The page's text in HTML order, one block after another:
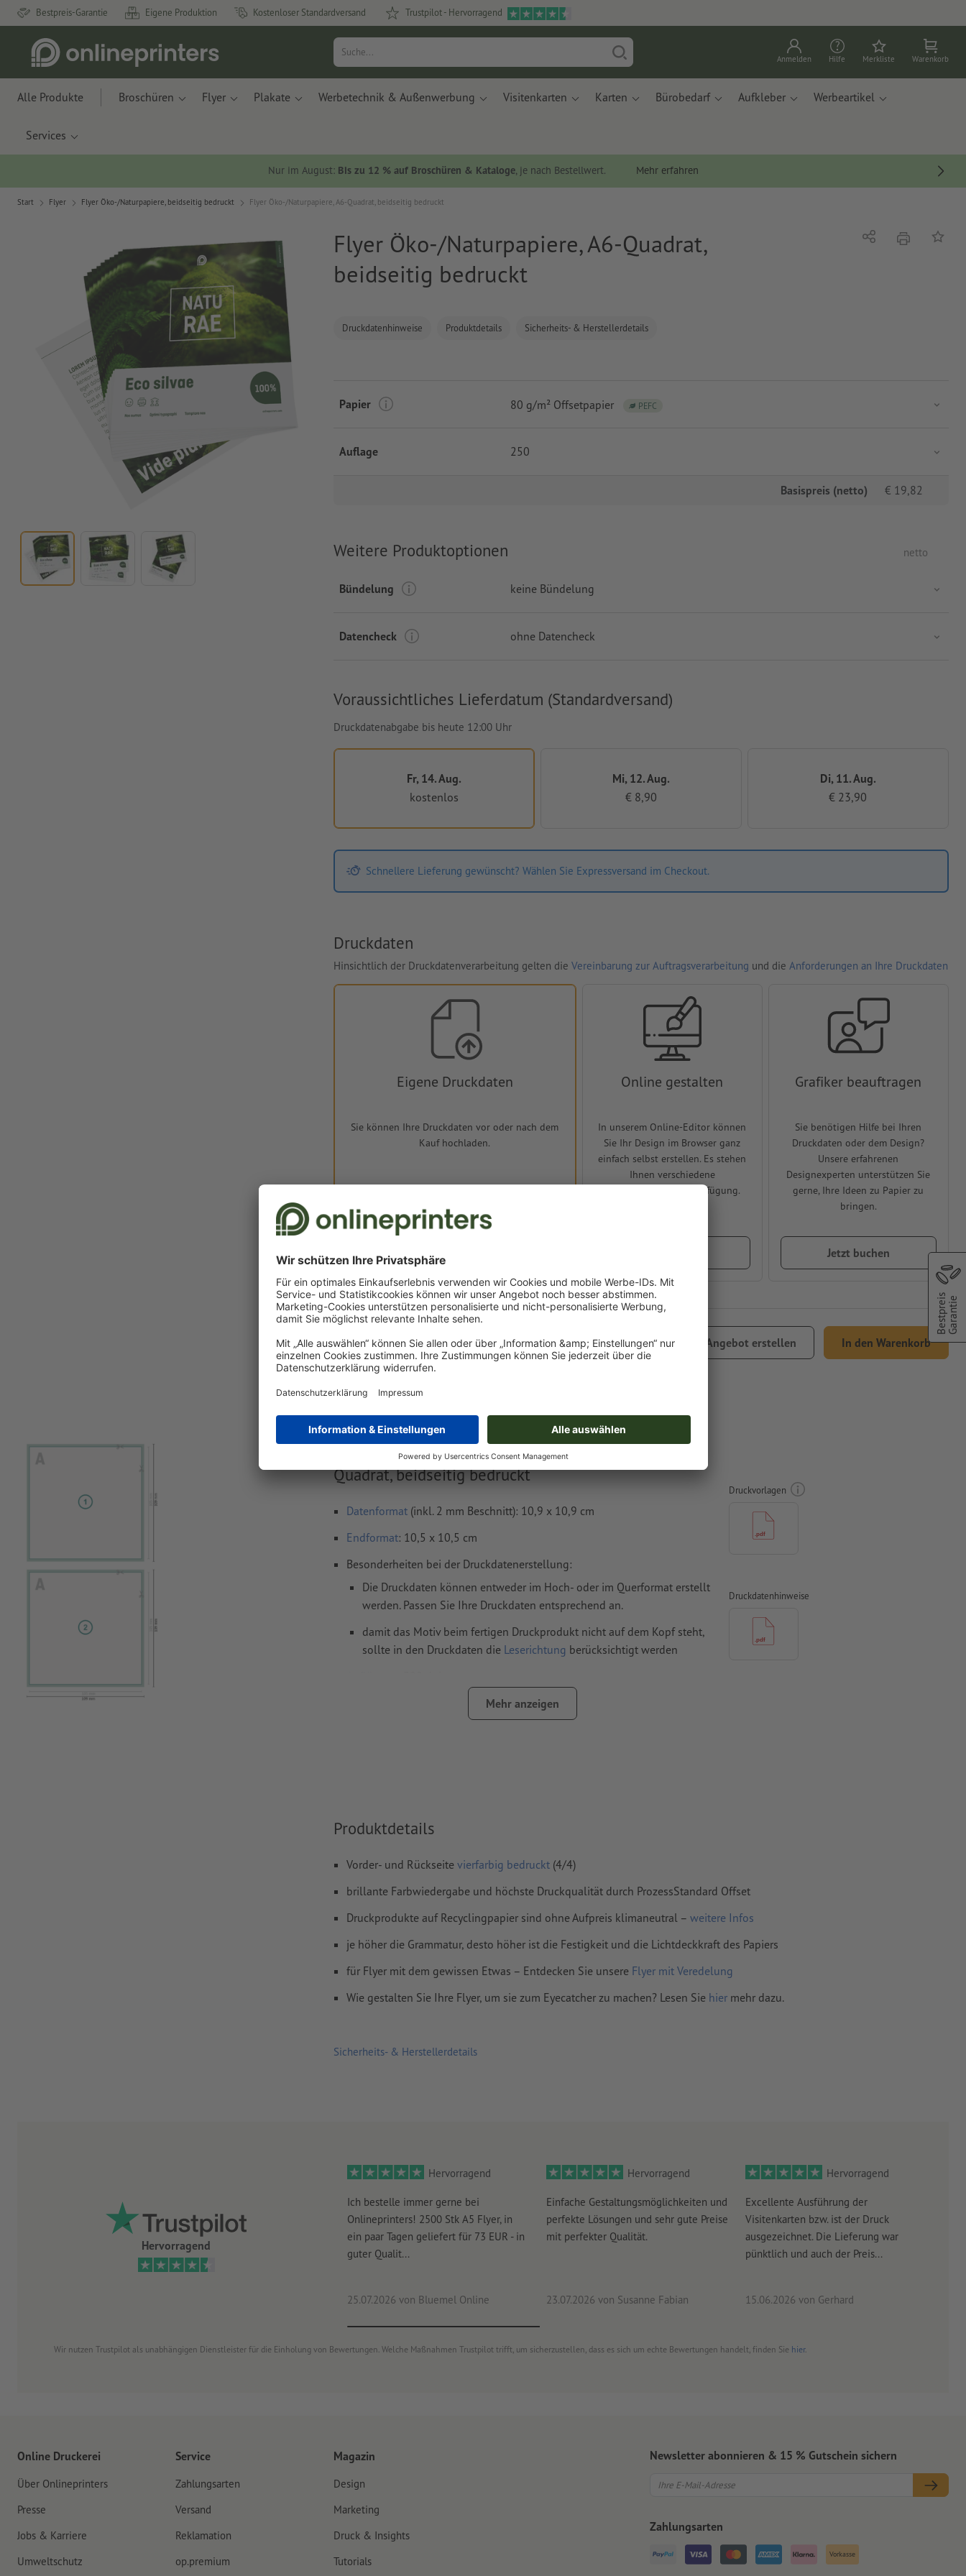
Bestpreis-Garantie Eigene Produktion Kostenloser Standardversand Trustpilot - Hervorragend
Anmelden Hilfe Merkliste Warenkorb
Alle Produkte Broschüren Flyer Plakate Werbetechnik & Außenwerbung Visitenkarten Karten Bürobedarf Aufkleber Werbeartikel
Services
Nur im August: Bis zu 12 % auf Broschüren & Kataloge, je nach Bestellwert. Mehr erfahren
Start Flyer Flyer Öko-/Naturpapiere, beidseitig bedruckt Flyer Öko-/Naturpapiere, A6-Quadrat, beidseitig bedruckt
Flyer Öko-/Naturpapiere, A6-Quadrat,
beidseitig bedruckt
Druckdatenhinweise Produktdetails Sicherheits- & Herstellerdetails
Teilen DruckenAuf
Papier 80 g/m² Offsetpapier PEFC
Auflage 250
Basispreis (netto) € 19,82
Weitere Produktoptionen netto
Bündelung keine Bündelung
Datencheck ohne Datencheck
Voraussichtliches Lieferdatum (Standardversand)
Druckdatenabgabe bis heute 12:00 Uhr
Fr, 14. Aug.
kostenlos
Mi, 12. Aug.
€ 8,90
Di, 11. Aug.
€ 23,90
Schnellere Lieferung gewünscht? Wählen Sie Expressversand im Checkout.
Druckdaten
Hinsichtlich der Druckdatenverarbeitung gelten die Vereinbarung zur Auftragsverarbeitung und die Anforderungen an Ihre Druckdaten
Eigene Druckdaten
Sie können Ihre Druckdaten vor oder nach dem
Kauf hochladen.
Jetzt hochladen
Online gestalten
In unserem Online-Editor können
Sie Ihr Design im Browser ganz
einfach selbst erstellen. Es stehen
Ihnen verschiedene
Layoutvorlagen zur Verfügung.
Grafiker beauftragen
Sie benötigen Hilfe bei Ihren
Druckdaten oder dem Design?
Unsere erfahrenen
Designexperten unterstützen Sie
gerne, Ihre Ideen zu Papier zu
bringen.
Jetzt buchen
netto
€ 19,82
inkl. 20% MwSt.
€ 23,78 Angebot erstellen In den Warenkorb
Fr, 14. Aug.
Gewicht: ca.220 g
Druckdatenhinweise Flyer Öko-/Naturpapiere, A6-
Quadrat, beidseitig bedruckt
Datenformat (inkl. 2 mm Beschnitt): 10,9 x 10,9 cm
Endformat: 10,5 x 10,5 cm
Besonderheiten bei der Druckdatenerstellung:
Die Druckdaten können entweder im Hoch- oder im Querformat erstellt
werden. Passen Sie Ihre Druckdaten entsprechend an.
damit das Motiv beim fertigen Druckprodukt nicht auf dem Kopf steht,
sollte in den Druckdaten die Leserichtung berücksichtigt werden
anlegen, wichtige Informationen mit mind. 4
mm Abstand zum Endformat
Rechtschreib- und Satzfehler
Überdruckeneinstellungenwerden von uns nicht geprüft
Kommentarewerden gelöscht und nicht gedruckt
Inhalte vonFormularfeldernwerden mitgedruckt
Mehr anzeigen
Druckvorlagen
Druckdatenhinweise
Produktdetails
Vorder- und Rückseite vierfarbig bedruckt (4/4)
brillante Farbwiedergabe und höchste Druckqualität durch ProzessStandard Offset
Druckprodukte auf Recyclingpapier sind ohne Aufpreis klimaneutral – weitere Infos
je höher die Grammatur, desto höher ist die Festigkeit und die Lichtdeckkraft des Papiers
für Flyer mit dem gewissen Etwas – Entdecken Sie unsere Flyer mit Veredelung
Wie gestalten Sie Ihre Flyer, um sie zum Eyecatcher zu machen? Lesen Sie hier mehr dazu.
Sicherheits- & Herstellerdetails
Hervorragend
Hervorragend
Ich bestelle immer gerne bei
Onlineprinters! 2500 Stk A5 Flyer, in
ein paar Tagen geliefert für 73 EUR - in
guter Qualit...
25.07.2026 von Bluemel Online
Hervorragend
Einfache Gestaltungsmöglichkeiten und
perfekte Lösungen und sehr gute Preise
mit perfekter Qualität.
23.07.2026 von Susanne Fabian
Hervorragend
Excellente Ausführung der
Visitenkarten bzw. ist der Druck
ausgezeichnet. Die Lieferung war
pünktlich und auch der Preis...
15.06.2026 von Gerhard
Wir nutzen Trustpilot als unabhängigen Dienstleister für die Einholung von Bewertungen. Welche Maßnahmen Trustpilot trifft, um sicherzustellen, dass es sich um echte Bewertungen handelt, finden Sie hier.
BestpreisGarantie
Online Druckerei
Über Onlineprinters
Presse
Jobs & Karriere
Umweltschutz
Service
Zahlungsarten
Versand
Reklamation
op.premium
Magazin
Design
Marketing
Druck & Insights
Tutorials
Newsletter abonnieren & 15 % Gutschein sichern
Zahlungsarten
Vorkasse